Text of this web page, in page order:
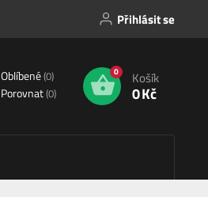
Přihlásit se
Oblíbené(0)
Porovnat(0)
0 Košík
0 Kč